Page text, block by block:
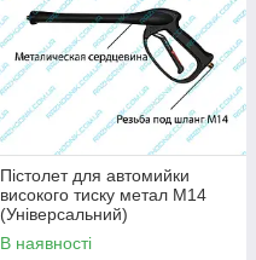
Пістолет для автомийки
високого тиску метал М14
(Універсальний)
В наявності